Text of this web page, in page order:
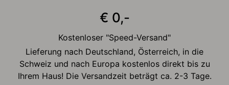
€ 0,-
Kostenloser "Speed-Versand"
Lieferung nach Deutschland, Österreich, in die
Schweiz und nach Europa kostenlos direkt bis zu
Ihrem Haus! Die Versandzeit beträgt ca. 2-3 Tage.